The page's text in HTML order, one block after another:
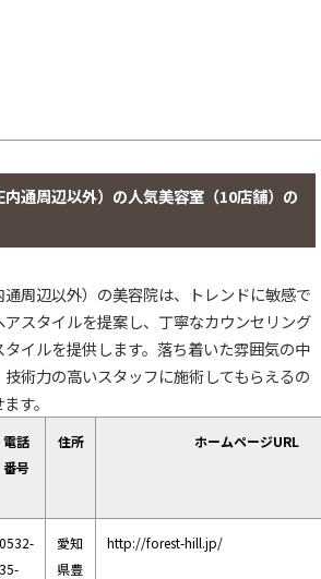
通周辺以外）の人気美容室（10店舗）の
周辺以外）の美容院は、トレンドに敏感で
スタイルを提案し、丁寧なカウンセリング
イルを提供します。落ち着いた雰囲気の中
術力の高いスタッフに施術してもらえるの
す。
電話
番号
住所 ホームページURL
0532-
35-
愛知
県豊
http://forest-hill.jp/